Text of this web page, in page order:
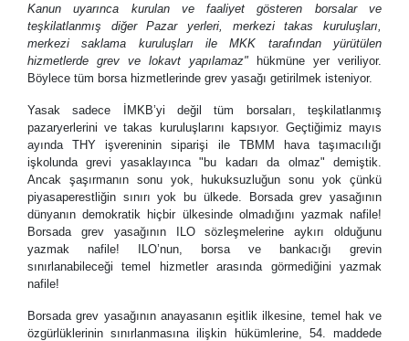
Kanun uyarınca kurulan ve faaliyet gösteren borsalar ve
teşkilatlanmış diğer Pazar yerleri, merkezi takas kuruluşları,
merkezi saklama kuruluşları ile MKK tarafından yürütülen
hizmetlerde grev ve lokavt yapılamaz" hükmüne yer veriliyor.
Böylece tüm borsa hizmetlerinde grev yasağı getirilmek isteniyor.
Yasak sadece İMKB’yi değil tüm borsaları, teşkilatlanmış
pazaryerlerini ve takas kuruluşlarını kapsıyor. Geçtiğimiz mayıs
ayında THY işvereninin siparişi ile TBMM hava taşımacılığı
işkolunda grevi yasaklayınca "bu kadarı da olmaz" demiştik.
Ancak şaşırmanın sonu yok, hukuksuzluğun sonu yok çünkü
piyasaperestliğin sınırı yok bu ülkede. Borsada grev yasağının
dünyanın demokratik hiçbir ülkesinde olmadığını yazmak nafile!
Borsada grev yasağının ILO sözleşmelerine aykırı olduğunu
yazmak nafile! ILO’nun, borsa ve bankacığı grevin
sınırlanabileceği temel hizmetler arasında görmediğini yazmak
nafile!
Borsada grev yasağının anayasanın eşitlik ilkesine, temel hak ve
özgürlüklerinin sınırlanmasına ilişkin hükümlerine, 54. maddede